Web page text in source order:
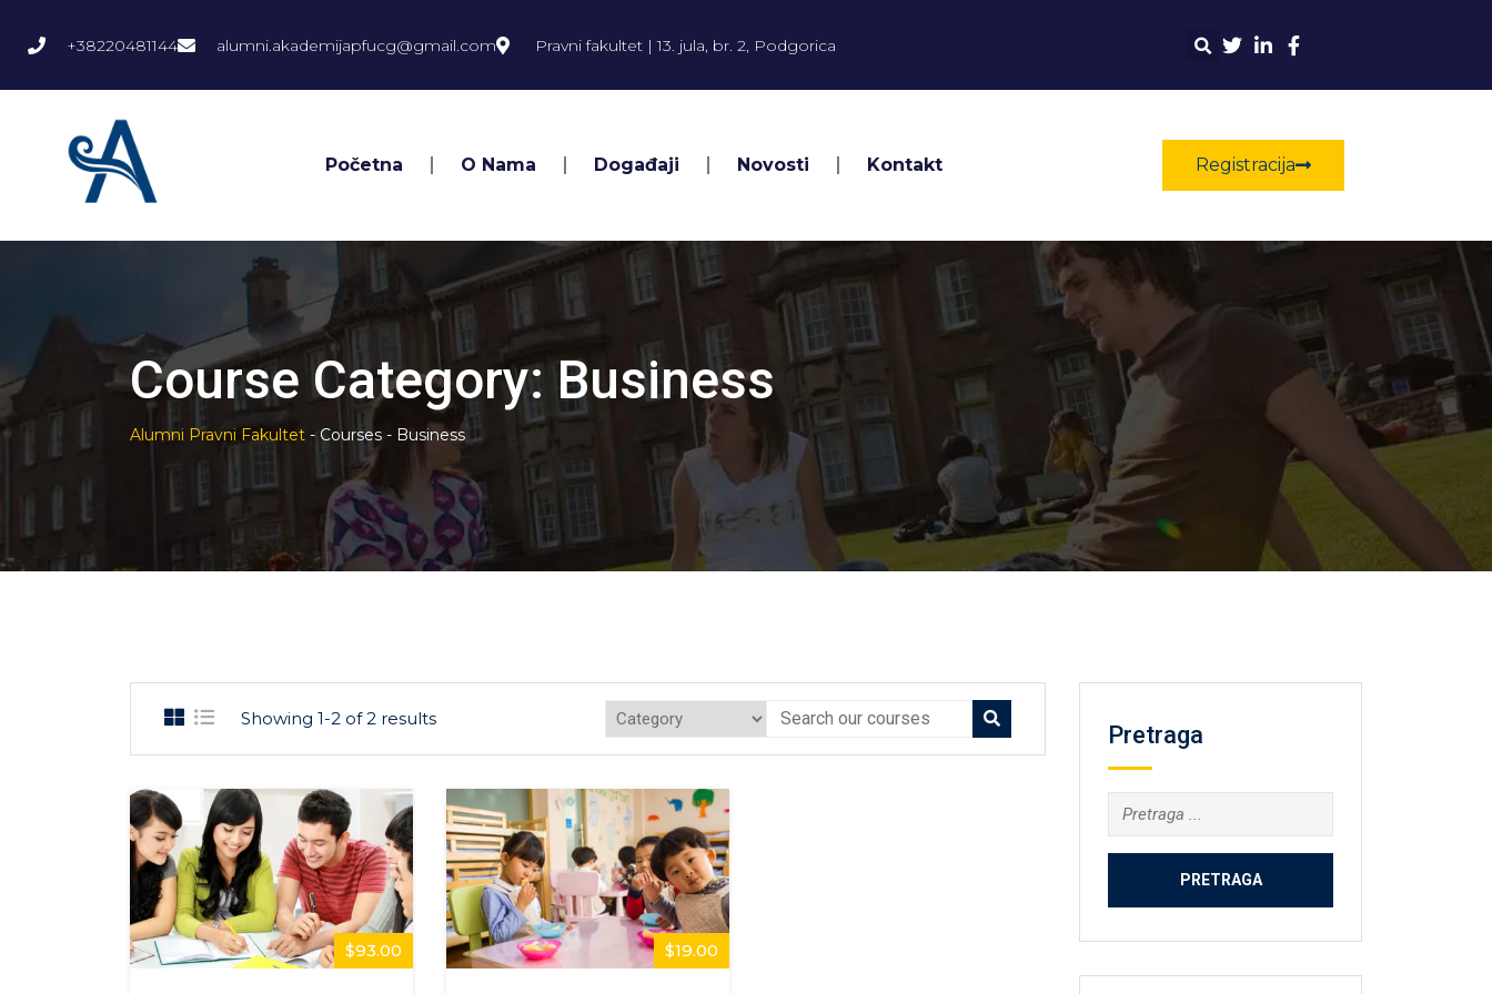
+38220481144 alumni.akademijapfucg@gmail.com Pravni fakultet | 13. jula, br. 2, Podgorica
Početna O Nama Događaji Novosti Kontakt Registracija
Course Category: Business
Alumni Pravni Fakultet -Courses - Business
Showing 1-2 of 2 results
$93.00 $19.00
Pretraga